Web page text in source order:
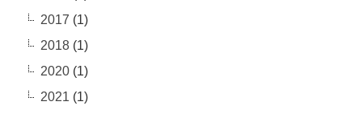
2017 (1)
2018(1)
2020(1)
2021 (1)